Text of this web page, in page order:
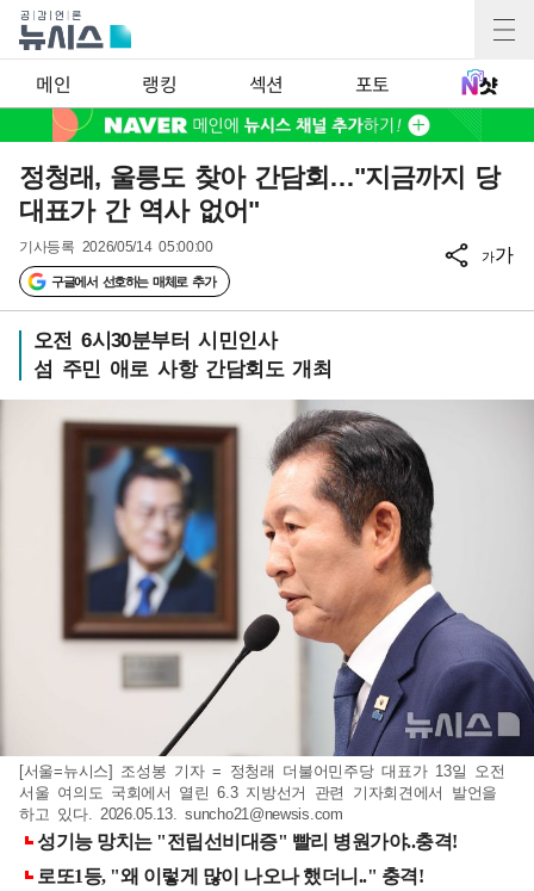
메인 랭킹 섹션 포토
정청래, 울릉도 찾아 간담회…"지금까지 당
대표가 간 역사 없어"
기사등록 2026/05/14 05:00:00
구글에서 선호하는 매체로 추가
가가
오전 6시30분부터 시민인사
섬 주민 애로 사항 간담회도 개최
[서울=뉴시스] 조성봉 기자 = 정청래 더불어민주당 대표가 13일 오전
서울 여의도 국회에서 열린 6.3 지방선거 관련 기자회견에서 발언을
하고 있다. 2026.05.13.suncho21@newsis.com